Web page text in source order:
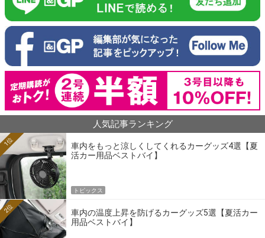
人気記事ランキング
車内をもっと涼しくしてくれるカーグッズ4選【夏
活カー用品ベストバイ】
1位
トピックス
車内の温度上昇を防げるカーグッズ5選【夏活カー
用品ベストバイ】
2位